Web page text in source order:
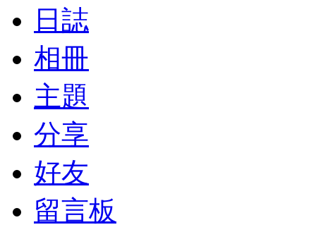
日誌
相冊
主題
分享
好友
留言板